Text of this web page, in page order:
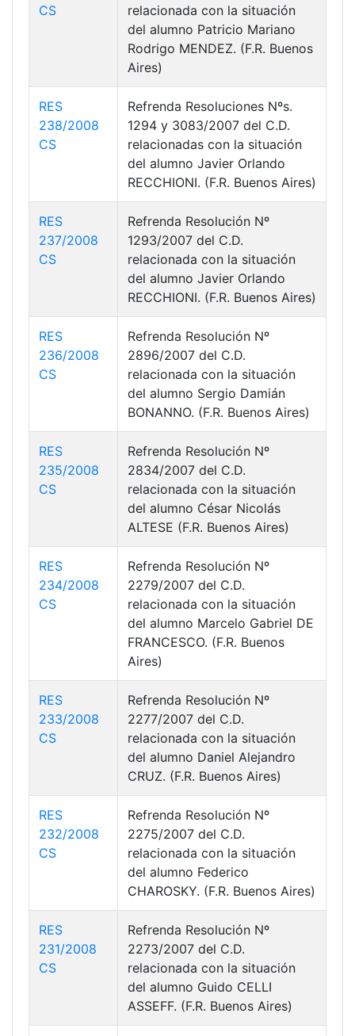
CS
relacionada con la situación
del alumno Patricio Mariano
Rodrigo MENDEZ. (F.R. Buenos
Aires)
RES
238/2008
CS
Refrenda Resoluciones Nºs.
1294 y 3083/2007 del C.D.
relacionadas con la situación
del alumno Javier Orlando
RECCHIONI. (F.R. Buenos Aires)
RES
237/2008
CS
Refrenda Resolución Nº
1293/2007 del C.D.
relacionada con la situación
del alumno Javier Orlando
RECCHIONI. (F.R. Buenos Aires)
RES
236/2008
CS
Refrenda Resolución Nº
2896/2007 del C.D.
relacionada con la situación
del alumno Sergio Damián
BONANNO. (F.R. Buenos Aires)
RES
235/2008
CS
Refrenda Resolución Nº
2834/2007 del C.D.
relacionada con la situación
del alumno César Nicolás
ALTESE (F.R. Buenos Aires)
RES
234/2008
CS
Refrenda Resolución Nº
2279/2007 del C.D.
relacionada con la situación
del alumno Marcelo Gabriel DE
FRANCESCO. (F.R. Buenos
Aires)
RES
233/2008
CS
Refrenda Resolución Nº
2277/2007 del C.D.
relacionada con la situación
del alumno Daniel Alejandro
CRUZ. (F.R. Buenos Aires)
RES
232/2008
CS
Refrenda Resolución Nº
2275/2007 del C.D.
relacionada con la situación
del alumno Federico
CHAROSKY. (F.R. Buenos Aires)
RES
231/2008
CS
Refrenda Resolución Nº
2273/2007 del C.D.
relacionada con la situación
del alumno Guido CELLI
ASSEFF. (F.R. Buenos Aires)